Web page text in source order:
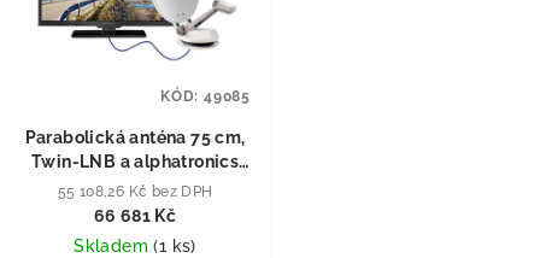
Parabolická anténa 75 cm,
Twin-LNB a alphatronics
24" TV
55 108,26 Kč bez DPH
66 681 Kč
Skladem(1 ks)
KÓD: 49085